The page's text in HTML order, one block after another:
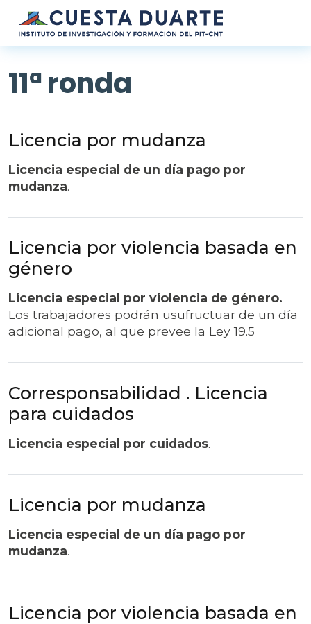
Pasar al contenido principal
11ª ronda
Licencia por mudanza
Licencia especial de un día pago por
mudanza.
Licencia por violencia basada en
género
Licencia especial por violencia de género.
Los trabajadores podrán usufructuar de un día
adicional pago, al que prevee la Ley 19.5
Corresponsabilidad . Licencia
para cuidados
Licencia especial por cuidados.
Licencia por mudanza
Licencia especial de un día pago por
mudanza.
Licencia por violencia basada en